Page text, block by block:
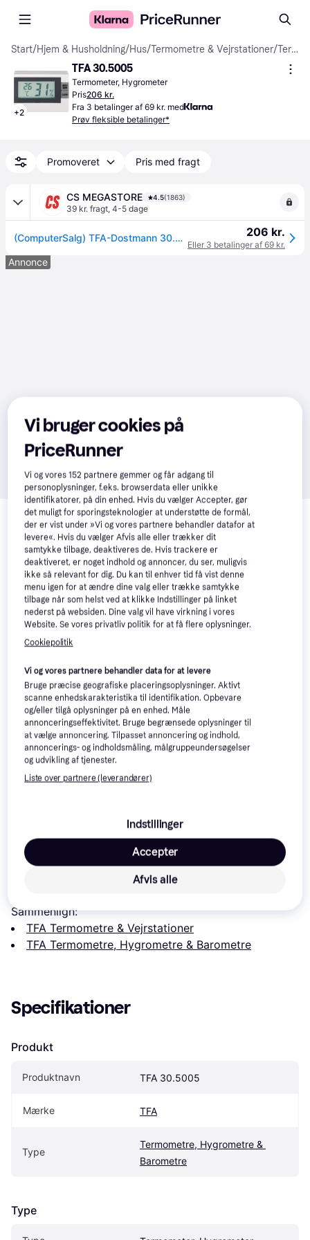
Start/Hjem & Husholdning/Hus/Termometre & Vejrstationer/ Termometre, Hygrometre & Barometre
+2
TFA 30.5005
Termometer, Hygrometer
Pris206 kr.
Fra 3 betalinger af 69 kr. med
Prøv fleksible betalinger*
Promoveret Pris med fragt
CS MEGASTORE 4.5(1863)
39 kr. fragt, 4-5 dage
(ComputerSalg) TFA-Dostmann 30.5005 206 kr.
Eller 3 betalinger af 69 kr.
Annonce
Relaterede produkter
Se vores forslag til andre produkter, der matcher dine
interesser. Vis alle
Technoline WS 7005
Ventus W035
Læs om produktet
TFA 30.5005 er
Sammenlign:
TFA Termometre & Vejrstationer
TFA Termometre, Hygrometre & Barometre
Specifikationer
Produkt
Produktnavn TFA 30.5005
Mærke TFA
Type
Termometre, Hygrometre &
Barometre
Type
Vi bruger cookies på
PriceRunner
Vi og vores152 partnere gemmer og får adgang til
personoplysninger, f.eks. browserdata eller unikke
identifikatorer, på din enhed. Hvis du vælger Accepter, gør
det muligt for sporingsteknologier at understøtte de formål,
der er vist under »Vi og vores partnere behandler datafor at
levere«. Hvis du vælger Afvis alle eller trækker dit
samtykke tilbage, deaktiveres de. Hvis trackere er
deaktiveret, er noget indhold og annoncer, du ser, muligvis
ikke så relevant for dig. Du kan til enhver tid få vist denne
menu igen for at ændre dine valg eller trække samtykke
tilbage når som helst ved at klikke Indstillinger på linket
nederst på websiden. Dine valg vil have virkning i vores
Website. Se vores privatliv politik for at få flere oplysninger.
Cookiepolitik
Vi og vores partnere behandler data for at levere
Bruge præcise geografiske placeringsoplysninger. Aktivt
scanne enhedskarakteristika til identifikation. Opbevare
og/eller tilgå oplysninger på en enhed. Måle
annonceringseffektivitet. Bruge begrænsede oplysninger til
at vælge annoncering. Tilpasset annoncering og indhold,
annoncerings- og indholdsmåling, målgruppeundersøgelser
og udvikling af tjenester.
Liste over partnere (leverandører)
Indstillinger
Afvis alle
Accepter